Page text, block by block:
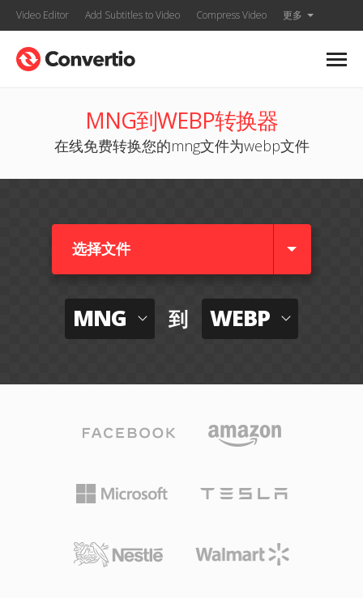
Video Editor Add Subtitles to Video Compress Video 更多
MNG到WEBP转换器
在线免费转换您的mng文件为webp文件
选择文件
MNG 到 WEBP